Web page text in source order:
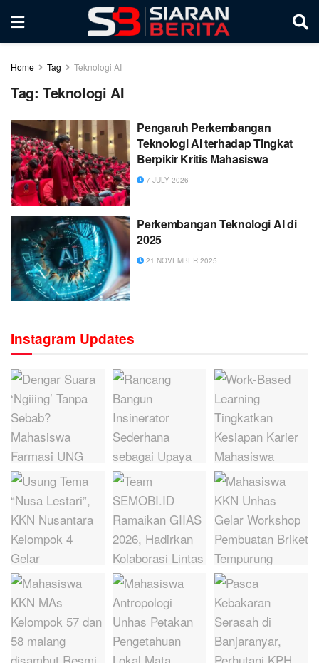
Home Tag Teknologi AI
Tag: Teknologi AI
Pengaruh Perkembangan
Teknologi AI terhadap Tingkat
Berpikir Kritis Mahasiswa
7 JULY 2026
Perkembangan Teknologi AI di
2025
21 NOVEMBER 2025
Instagram Updates